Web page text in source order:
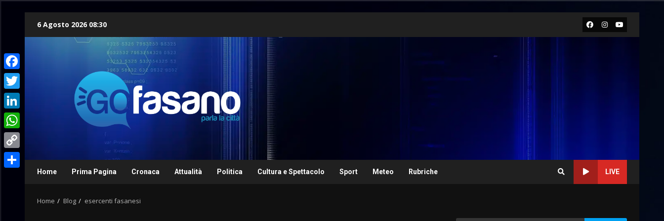
6 Agosto 2026 08:30 Facebook
Instagram
Youtube
Home Prima Pagina Cronaca Attualità Politica Cultura e Spettacolo Sport Meteo Rubriche LIVE
Home Blog esercenti fasanesi
Facebook
Twitter
LinkedIn
WhatsApp
Copy